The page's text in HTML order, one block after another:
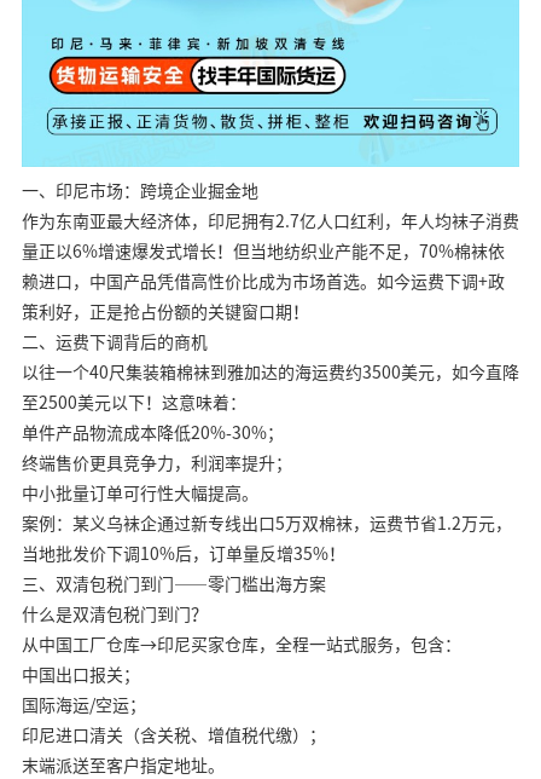
一、印尼市场：跨境企业掘金地
作为东南亚最大经济体，印尼拥有2.7亿人口红利，年人均袜子消费
量正以6%增速爆发式增长！但当地纺织业产能不足，70%棉袜依
赖进口，中国产品凭借高性价比成为市场首选。如今运费下调+政
策利好，正是抢占份额的关键窗口期！
二、运费下调背后的商机
以往一个40尺集装箱棉袜到雅加达的海运费约3500美元，如今直降
至2500美元以下！这意味着：
单件产品物流成本降低20%-30%；
终端售价更具竞争力，利润率提升；
中小批量订单可行性大幅提高。
案例：某义乌袜企通过新专线出口5万双棉袜，运费节省1.2万元，
当地批发价下调10%后，订单量反增35%！
三、双清包税门到门——零门槛出海方案
什么是双清包税门到门？
从中国工厂仓库→印尼买家仓库，全程一站式服务，包含：
中国出口报关；
国际海运/空运；
印尼进口清关（含关税、增值税代缴）；
末端派送至客户指定地址。